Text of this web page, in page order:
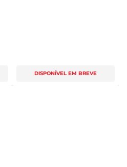
DISPONÍVEL EM BREVE